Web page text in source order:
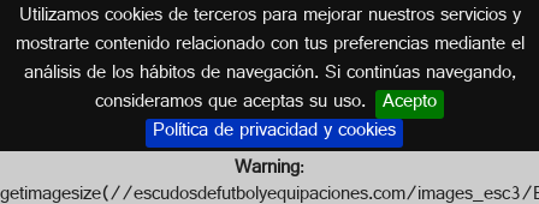
Utilizamos cookies de terceros para mejorar nuestros servicios y
mostrarte contenido relacionado con tus preferencias mediante el
análisis de los hábitos de navegación. Si continúas navegando,
consideramos que aceptas su uso. Acepto
Política de privacidad y cookies
Escudo de ATLÉTICO JUVAL
MÁLAGA (ANDALUCÍA)
Warning:
getimagesize(//escudosdefutbolyequipaciones.com/